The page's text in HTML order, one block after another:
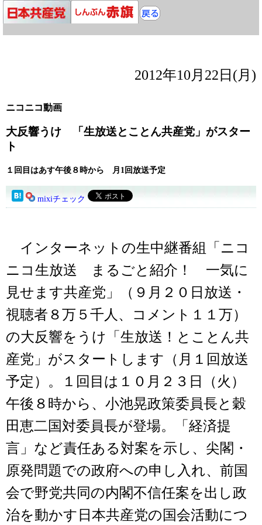
2012年10月22日(月)
ニコニコ動画
大反響うけ 「生放送とことん共産党」がスター
ト
１回目はあす午後８時から 月1回放送予定
mixiチェック
インターネットの生中継番組「ニコ
ニコ生放送 まるごと紹介！ 一気に
見せます共産党」（９月２０日放送・
視聴者８万５千人、コメント１１万）
の大反響をうけ「生放送！とことん共
産党」がスタートします（月１回放送
予定）。１回目は１０月２３日（火）
午後８時から、小池晃政策委員長と穀
田恵二国対委員長が登場。「経済提
言」など責任ある対案を示し、尖閣・
原発問題での政府への申し入れ、前国
会で野党共同の内閣不信任案を出し政
治を動かす日本共産党の国会活動につ